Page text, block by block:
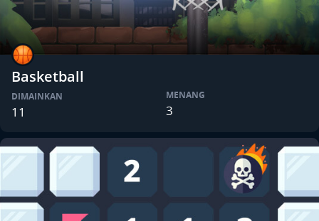
Basketball
DIMAINKAN
11
MENANG
3